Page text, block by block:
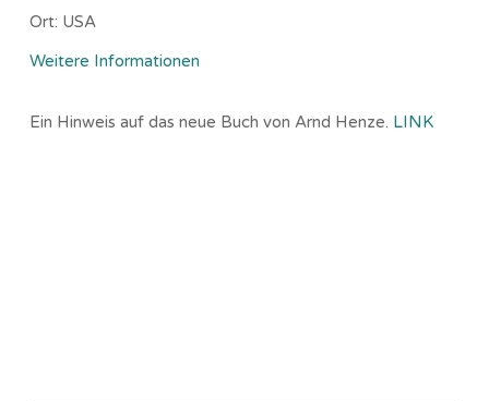
Ort: USA
Weitere Informationen
Ein Hinweis auf das neue Buch von Arnd Henze. LINK